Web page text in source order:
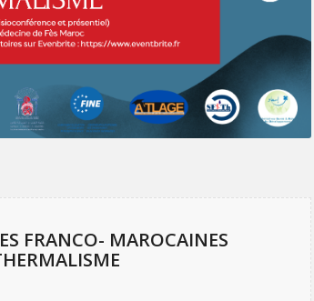
FRANCO- MAROCAINES